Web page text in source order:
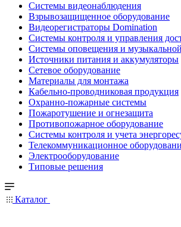
Системы видеонаблюдения
Взрывозащищенное оборудование
Видеорегистраторы Domination
Системы контроля и управления
Системы оповещения и
Источники питания и аккумуляторы
Сетевое оборудование
Материалы для монтажа
Кабельно-проводниковая продукция
Охранно-пожарные системы
Пожаротушение и огнезащита
Противопожарное оборудование
Системы контроля и учета
Телекоммуникационное
Электрооборудование
Типовые решения
Каталог